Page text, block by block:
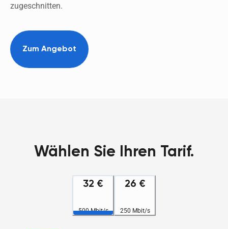
zugeschnitten.
Zum Angebot
Wählen Sie Ihren Tarif.
32 €
500 Mbit/s
26 €
250 Mbit/s